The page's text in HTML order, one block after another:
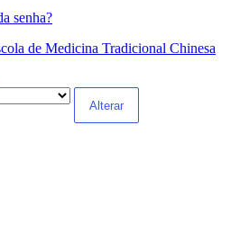
senha?
de Medicina Tradicional Chinesa